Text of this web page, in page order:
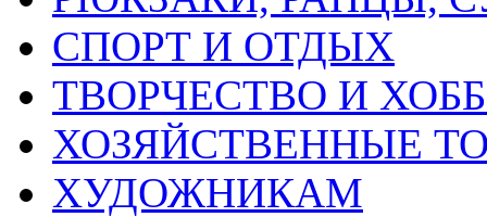
СПОРТ И ОТДЫХ
ТВОРЧЕСТВО И
ХОЗЯЙСТВЕННЫЕ
ХУДОЖНИКАМ